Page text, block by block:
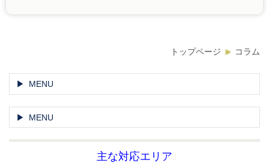
トップページ コラム
MENU
MENU
主な対応エリア